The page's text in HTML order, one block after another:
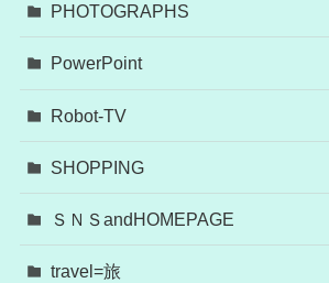
PHOTOGRAPHS
PowerPoint
Robot-TV
SHOPPING
ＳＮＳandHOMEPAGE
travel=旅